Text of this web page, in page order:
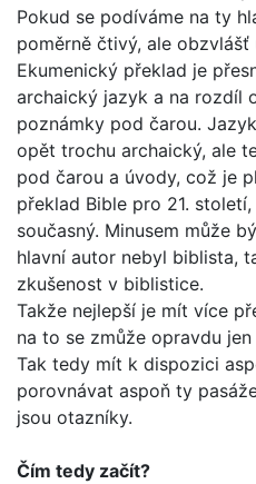
Pokud se podíváme na ty
poměrně čtivý, ale obzvlášť
Ekumenický překlad je
archaický jazyk a na rozdíl
poznámky pod čarou.
opět trochu archaický, ale
pod čarou a úvody, což je
překlad Bib­le pro 21.
současný. Minusem může
hlavní autor nebyl biblista,
zkušenost v biblistice.
Takže nejlepší je mít více
na to se zmůže opravdu
Tak tedy mít k dis­pozici
porovnávat aspoň ty
jsou otazníky.
Čím tedy začít?